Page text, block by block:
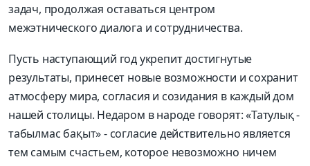
задач, продолжая оставаться центром
межэтнического диалога и сотрудничества.
Пусть наступающий год укрепит достигнутые
результаты, принесет новые возможности и сохранит
атмосферу мира, согласия и созидания в каждый дом
нашей столицы. Недаром в народе говорят: «Татулық -
табылмас бақыт» - согласие действительно является
тем самым счастьем, которое невозможно ничем